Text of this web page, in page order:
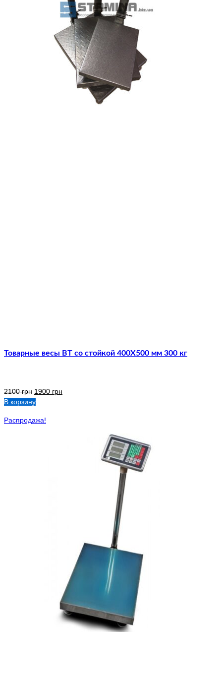
Товарные весы ВТ со стойкой 400Х500 мм 300 кг
2100грн 1900 грн
В корзину
Распродажа!